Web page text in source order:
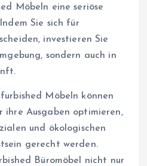
Möbeln eine seriöse
Sie sich für
investieren Sie
sondern auch in
Möbeln können
ihre Ausgaben optimieren,
und ökologischen
gerecht werden.
Büromöbel nicht nur